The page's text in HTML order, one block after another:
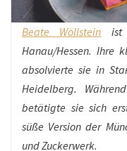
Beate Wöllstein ist
Hanau/Hessen. Ihre
absolvierte sie in
Heidelberg.
betätigte sie sich
süße Version der
und Zuckerwerk.